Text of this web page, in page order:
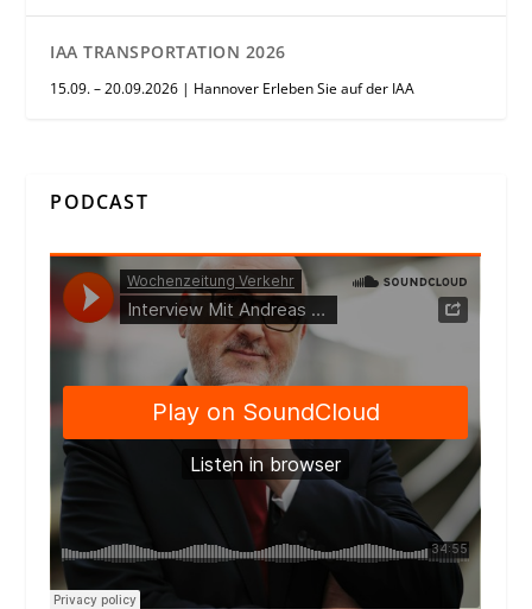
IAA TRANSPORTATION 2026
15.09. – 20.09.2026 | Hannover Erleben Sie auf der IAA
PODCAST